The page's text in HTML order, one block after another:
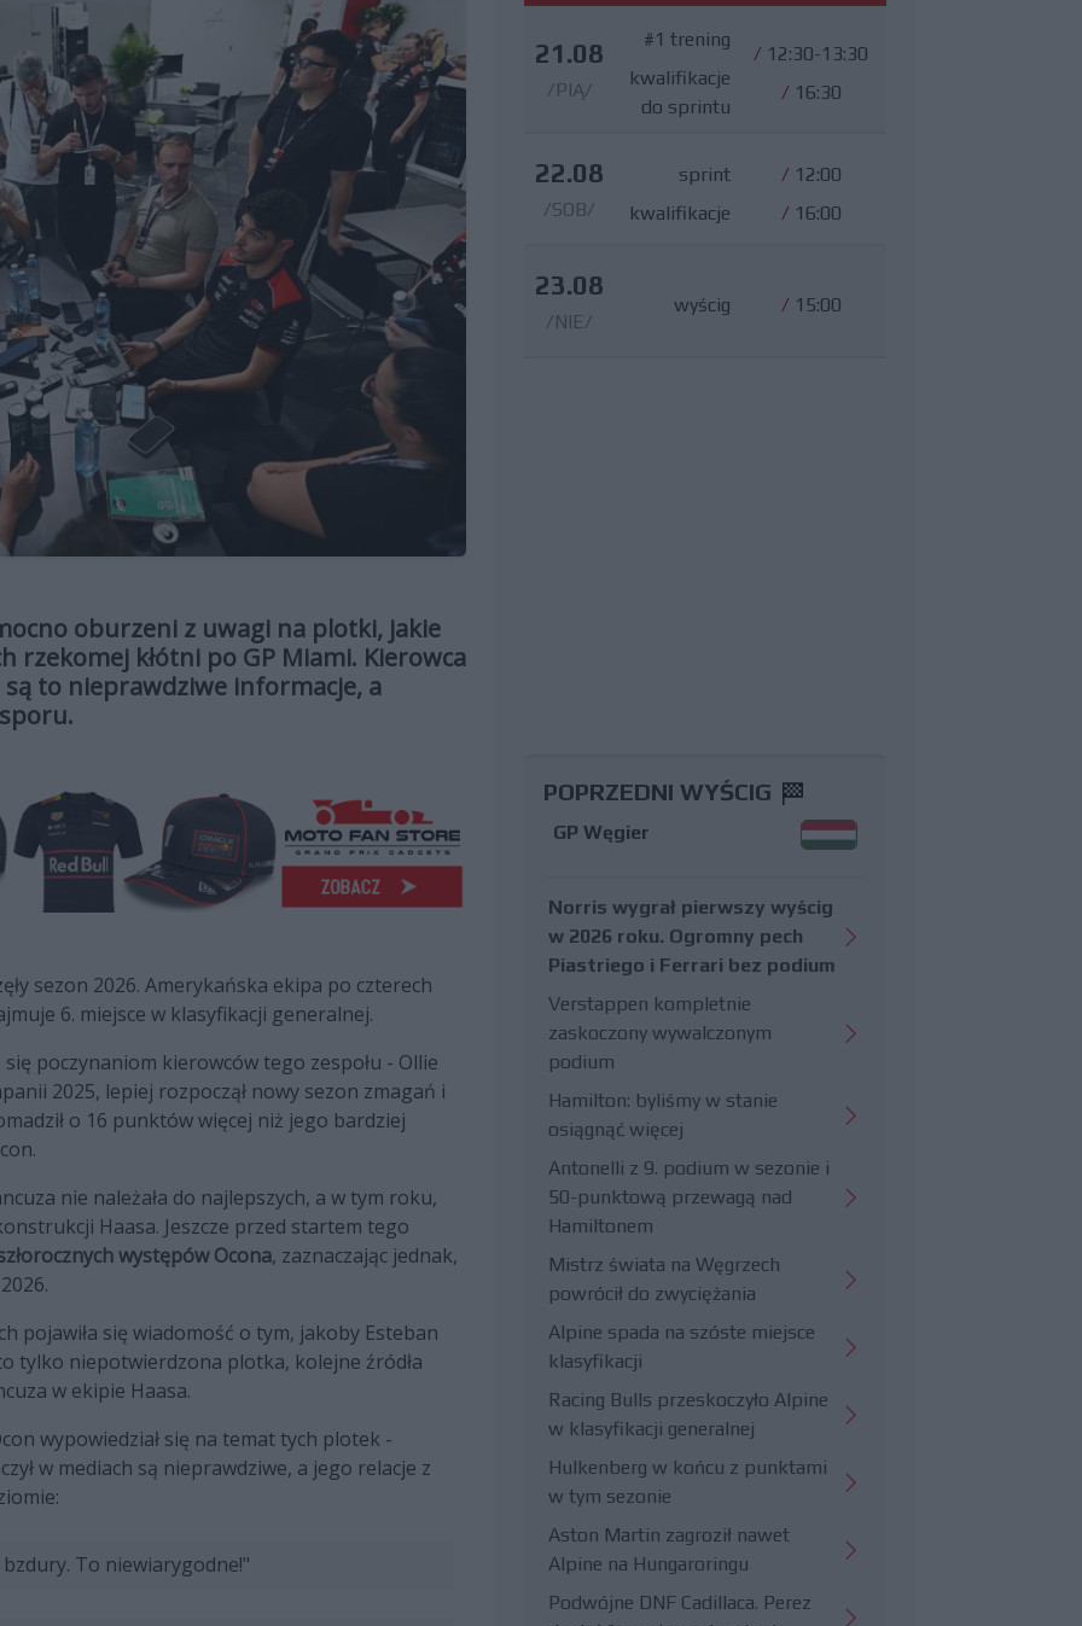
oburzeni z uwagi na plotki, jakie
rzekomej kłótni po GP Miami. Kierowca
to nieprawdziwe informacje, a
sezon 2026. Amerykańska ekipa po czterech
6. miejsce w klasyfikacji generalnej.
poczynaniom kierowców tego zespołu - Ollie
2025, lepiej rozpoczął nowy sezon zmagań i
o 16 punktów więcej niż jego bardziej
nie należała do najlepszych, a w tym roku,
Haasa. Jeszcze przed startem tego
występów Ocona, zaznaczając jednak,
pojawiła się wiadomość o tym, jakoby Esteban
tylko niepotwierdzona plotka, kolejne źródła
w ekipie Haasa.
wypowiedział się na temat tych plotek -
w mediach są nieprawdziwe, a jego relacje z
To niewiarygodne!"
21.08
/PIĄ/
#1 trening
kwalifikacje
do sprintu
/ 12:30-13:30
/ 16:30
22.08
/SOB/
sprint
kwalifikacje
/ 12:00
/ 16:00
23.08
/NIE/
wyścig / 15:00
POPRZEDNI WYŚCIG
GP Węgier
Norris wygrał pierwszy wyścig
w 2026 roku. Ogromny pech
Piastriego i Ferrari bez podium
Verstappen kompletnie
zaskoczony wywalczonym
podium
Hamilton: byliśmy w stanie
osiągnąć więcej
Antonelli z 9. podium w sezonie i
50-punktową przewagą nad
Hamiltonem
Mistrz świata na Węgrzech
powrócił do zwyciężania
Alpine spada na szóste miejsce
klasyfikacji
Racing Bulls przeskoczyło Alpine
w klasyfikacji generalnej
Hulkenberg w końcu z punktami
w tym sezonie
Aston Martin zagroził nawet
Alpine na Hungaroringu
Podwójne DNF Cadillaca. Perez